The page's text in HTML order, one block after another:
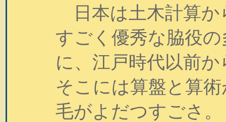
日本は土木計算か
すごく優秀な脇役
に、江戸時代以前
そこには算盤と算
毛がよだつすごさ。